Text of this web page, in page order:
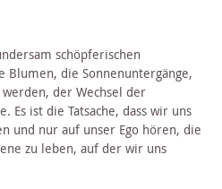
schöpferischen
Blumen, die Sonnenuntergänge,
der Wechsel der
Es ist die Tatsache, dass wir uns
und nur auf unser Ego hören, die
zu leben, auf der wir uns